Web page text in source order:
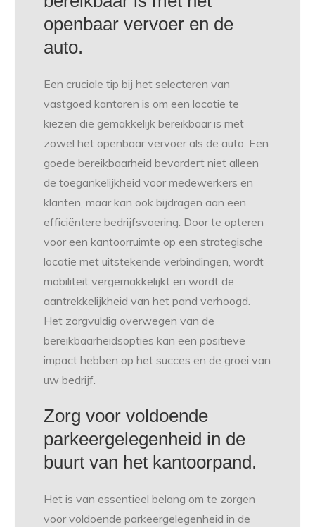
openbaar vervoer en de
auto.
Een cruciale tip bij het selecteren van
vastgoed kantoren is om een locatie te
kiezen die gemakkelijk bereikbaar is met
zowel het openbaar vervoer als de auto. Een
goede bereikbaarheid bevordert niet alleen
de toegankelijkheid voor medewerkers en
klanten, maar kan ook bijdragen aan een
efficiëntere bedrijfsvoering. Door te opteren
voor een kantoorruimte op een strategische
locatie met uitstekende verbindingen, wordt
mobiliteit vergemakkelijkt en wordt de
aantrekkelijkheid van het pand verhoogd.
Het zorgvuldig overwegen van de
bereikbaarheidsopties kan een positieve
impact hebben op het succes en de groei van
uw bedrijf.
Zorg voor voldoende
parkeergelegenheid in de
buurt van het kantoorpand.
Het is van essentieel belang om te zorgen
voor voldoende parkeergelegenheid in de